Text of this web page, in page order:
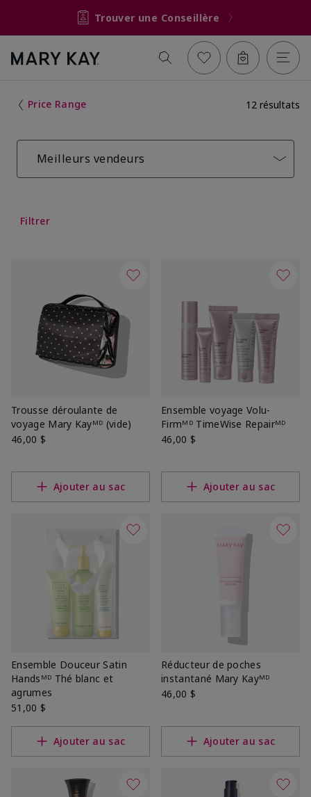
Trouver une Conseillère
Price Range 12 résultats
Meilleurs vendeurs
Filtrer
Trousse déroulante de
voyage Mary Kayᴹᴰ (vide)
46,00 $
Ajouter au sac
Ensemble voyage Volu-
Firmᴹᴰ TimeWise Repairᴹᴰ
46,00 $
Ajouter au sac
Ensemble Douceur Satin
Handsᴹᴰ Thé blanc et
agrumes
51,00 $
Ajouter au sac
Réducteur de poches
instantané Mary Kayᴹᴰ
46,00 $
Ajouter au sac